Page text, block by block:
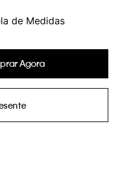
de Medidas
Agora